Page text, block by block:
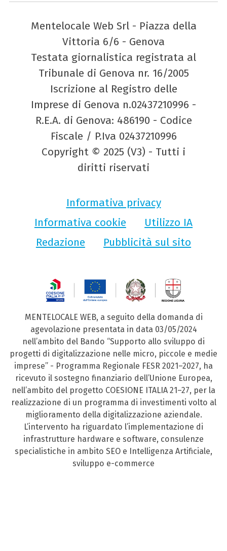
Mentelocale Web Srl - Piazza della
Vittoria 6/6 - Genova
Testata giornalistica registrata al
Tribunale di Genova nr. 16/2005
Iscrizione al Registro delle
Imprese di Genova n.02437210996 -
R.E.A. di Genova: 486190 - Codice
Fiscale / P.Iva 02437210996
Copyright © 2025 (V3) - Tutti i
diritti riservati
Informativa privacy
Informativa cookie
Utilizzo IA
Redazione
Pubblicità sul sito
MENTELOCALE WEB, a seguito della domanda di
agevolazione presentata in data 03/05/2024
nell’ambito del Bando “Supporto allo sviluppo di
progetti di digitalizzazione nelle micro, piccole e medie
imprese” - Programma Regionale FESR 2021–2027, ha
ricevuto il sostegno finanziario dell’Unione Europea,
nell’ambito del progetto COESIONE ITALIA 21–27, per la
realizzazione di un programma di investimenti volto al
miglioramento della digitalizzazione aziendale.
L’intervento ha riguardato l’implementazione di
infrastrutture hardware e software, consulenze
specialistiche in ambito SEO e Intelligenza Artificiale,
sviluppo e-commerce